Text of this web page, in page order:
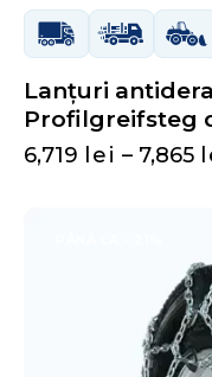
Lanțuri
Profilgreifsteg
6,719 lei – 7,865